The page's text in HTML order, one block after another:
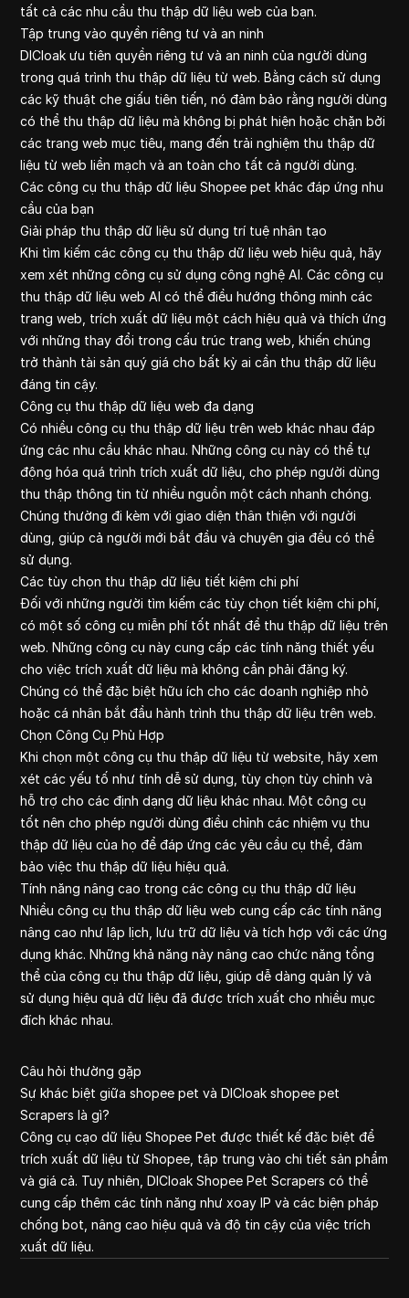
tất cả các nhu cầu thu thập dữ liệu web của bạn.
Tập trung vào quyền riêng tư và an ninh
DICloak ưu tiên quyền riêng tư và an ninh của người dùng
trong quá trình thu thập dữ liệu từ web. Bằng cách sử dụng
các kỹ thuật che giấu tiên tiến, nó đảm bảo rằng người dùng
có thể thu thập dữ liệu mà không bị phát hiện hoặc chặn bởi
các trang web mục tiêu, mang đến trải nghiệm thu thập dữ
liệu từ web liền mạch và an toàn cho tất cả người dùng.
Các công cụ thu thập dữ liệu Shopee pet khác đáp ứng nhu
cầu của bạn
Giải pháp thu thập dữ liệu sử dụng trí tuệ nhân tạo
Khi tìm kiếm các công cụ thu thập dữ liệu web hiệu quả, hãy
xem xét những công cụ sử dụng công nghệ AI. Các công cụ
thu thập dữ liệu web AI có thể điều hướng thông minh các
trang web, trích xuất dữ liệu một cách hiệu quả và thích ứng
với những thay đổi trong cấu trúc trang web, khiến chúng
trở thành tài sản quý giá cho bất kỳ ai cần thu thập dữ liệu
đáng tin cậy.
Công cụ thu thập dữ liệu web đa dạng
Có nhiều công cụ thu thập dữ liệu trên web khác nhau đáp
ứng các nhu cầu khác nhau. Những công cụ này có thể tự
động hóa quá trình trích xuất dữ liệu, cho phép người dùng
thu thập thông tin từ nhiều nguồn một cách nhanh chóng.
Chúng thường đi kèm với giao diện thân thiện với người
dùng, giúp cả người mới bắt đầu và chuyên gia đều có thể
sử dụng.
Các tùy chọn thu thập dữ liệu tiết kiệm chi phí
Đối với những người tìm kiếm các tùy chọn tiết kiệm chi phí,
có một số công cụ miễn phí tốt nhất để thu thập dữ liệu trên
web. Những công cụ này cung cấp các tính năng thiết yếu
cho việc trích xuất dữ liệu mà không cần phải đăng ký.
Chúng có thể đặc biệt hữu ích cho các doanh nghiệp nhỏ
hoặc cá nhân bắt đầu hành trình thu thập dữ liệu trên web.
Chọn Công Cụ Phù Hợp
Khi chọn một công cụ thu thập dữ liệu từ website, hãy xem
xét các yếu tố như tính dễ sử dụng, tùy chọn tùy chỉnh và
hỗ trợ cho các định dạng dữ liệu khác nhau. Một công cụ
tốt nên cho phép người dùng điều chỉnh các nhiệm vụ thu
thập dữ liệu của họ để đáp ứng các yêu cầu cụ thể, đảm
bảo việc thu thập dữ liệu hiệu quả.
Tính năng nâng cao trong các công cụ thu thập dữ liệu
Nhiều công cụ thu thập dữ liệu web cung cấp các tính năng
nâng cao như lập lịch, lưu trữ dữ liệu và tích hợp với các ứng
dụng khác. Những khả năng này nâng cao chức năng tổng
thể của công cụ thu thập dữ liệu, giúp dễ dàng quản lý và
sử dụng hiệu quả dữ liệu đã được trích xuất cho nhiều mục
đích khác nhau.
Câu hỏi thường gặp
Sự khác biệt giữa shopee pet và DICloak shopee pet
Scrapers là gì?
Công cụ cạo dữ liệu Shopee Pet được thiết kế đặc biệt để
trích xuất dữ liệu từ Shopee, tập trung vào chi tiết sản phẩm
và giá cả. Tuy nhiên, DICloak Shopee Pet Scrapers có thể
cung cấp thêm các tính năng như xoay IP và các biện pháp
chống bot, nâng cao hiệu quả và độ tin cậy của việc trích
xuất dữ liệu.